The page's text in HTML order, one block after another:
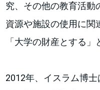
究、その他の教育活動
資源や施設の使用に関
「大学の財産とする」
2012年、イスラム博